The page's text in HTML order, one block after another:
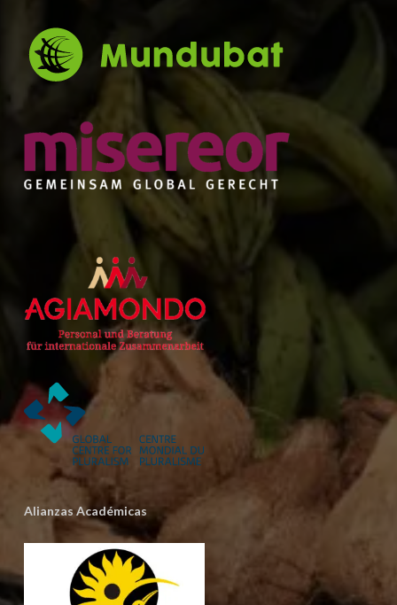
Alianzas Académicas